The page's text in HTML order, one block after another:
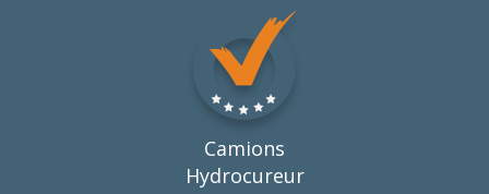
Camions
Hydrocureur